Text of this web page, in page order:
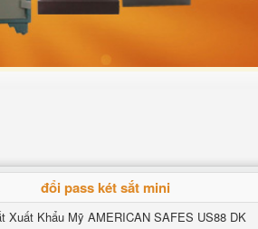
đổi pass két sắt mini
Xuất Khẩu Mỹ AMERICAN SAFES US88 DK